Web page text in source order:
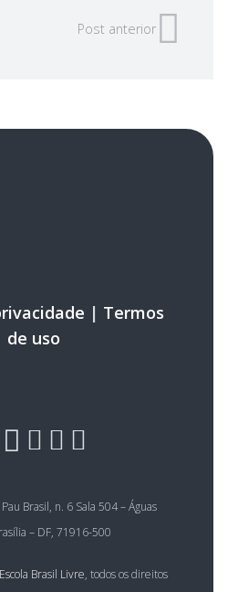
Post anterior
| Termos
de uso
Brasil, n. 6 Sala 504 – Águas
– DF, 71916-500
Escola Brasil Livre, todos os direitos